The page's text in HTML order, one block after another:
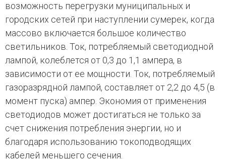
возможность перегрузки муниципальных и
городских сетей при наступлении сумерек, когда
массово включается большое количество
светильников. Ток, потребляемый светодиодной
лампой, колеблется от 0,3 до 1,1 ампера, в
зависимости от ее мощности. Ток, потребляемый
газоразрядной лампой, составляет от 2,2 до 4,5 (в
момент пуска) ампер. Экономия от применения
светодиодов может достигаться не только за
счет снижения потребления энергии, но и
благодаря использованию токоподводящих
кабелей меньшего сечения.